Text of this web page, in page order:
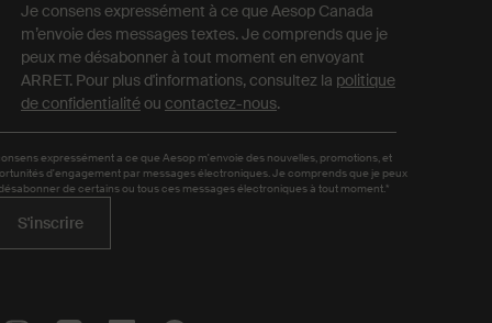
Je consens expressément à ce que Aesop Canada
m’envoie des messages textes. Je comprends que je
peux me désabonner à tout moment en envoyant
ARRET. Pour plus d'informations, consultez la politique
de confidentialitéou contactez-nous.
expressément a ce que Aesop m'envoie des nouvelles, promotions, et
d'engagement par messages électroniques. Je comprends que je peux
de certains ou tous ces messages électroniques à tout moment.*
S'inscrire